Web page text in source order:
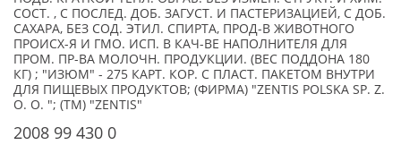
СОСТ. , С ПОСЛЕД. ДОБ. ЗАГУСТ. И ПАСТЕРИЗАЦИЕЙ, С ДОБ.
САХАРА, БЕЗ СОД. ЭТИЛ. СПИРТА, ПРОД-В ЖИВОТНОГО
ПРОИСХ-Я И ГМО. ИСП. В КАЧ-ВЕ НАПОЛНИТЕЛЯ ДЛЯ
ПРОМ. ПР-ВА МОЛОЧН. ПРОДУКЦИИ. (ВЕС ПОДДОНА 180
КГ) ; "ИЗЮМ" - 275 КАРТ. КОР. С ПЛАСТ. ПАКЕТОМ ВНУТРИ
ДЛЯ ПИЩЕВЫХ ПРОДУКТОВ; (ФИРМА) "ZENTIS POLSKA SP. Z.
O. O. "; (TM) "ZENTIS"
2008 99 430 0